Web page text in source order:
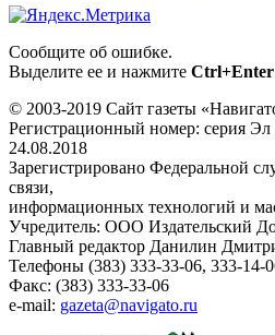
Сообщите об ошибке.
Выделите ее и нажмите Ctrl+Enter
© 2003-2019 Сайт газеты
Регистрационный номер: серия
24.08.2018
Зарегистрировано Федеральной
связи,
информационных технологий и
Учредитель: ООО Издательский
Главный редактор Данилин
Телефоны (383) 333-33-06, 333-14-
Факс: (383) 333-33-06
e-mail: gazeta@navigato.ru